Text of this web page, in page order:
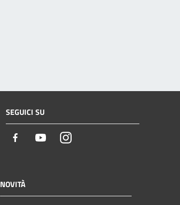
SEGUICI SU
Facebook YoutubeInstagram
NOVITÀ